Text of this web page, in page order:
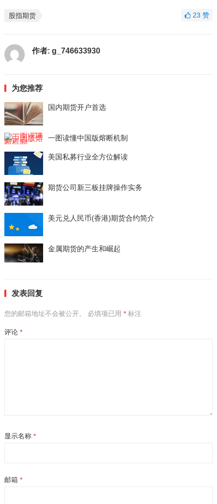
股指期货 23赞
作者: g_746633930
为您推荐
国内期货开户首选
一图读懂中国版熔断机制
美国私募行业全方位解读
期货公司新三板挂牌操作实务
美元兑人民币(香港)期货合约简介
金属期货的产生和崛起
发表回复
您的邮箱地址不会被公开。 必填项已用 *标注
评论 *
显示名称 *
邮箱 *